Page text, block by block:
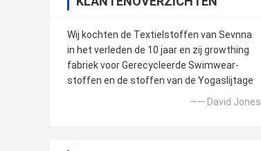
Wij kochten de Textielstoffen van Sevnna
in het verleden de 10 jaar en zij growthing
fabriek voor Gerecycleerde Swimwear-
stoffen en de stoffen van de Yogaslijtage
—— David Jones